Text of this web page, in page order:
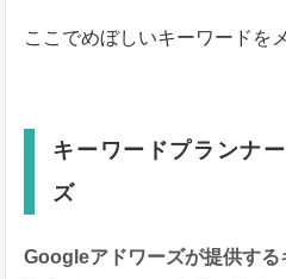
ここでめぼしいキーワードを
キーワードプランナ
ズ
Googleアドワーズが提供す